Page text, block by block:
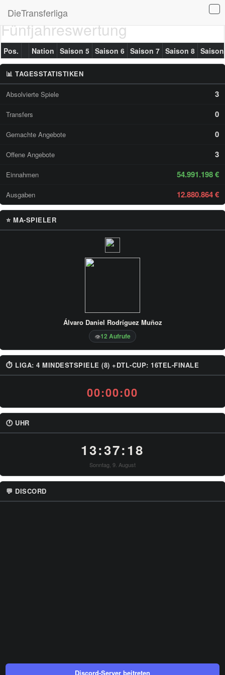
DieTransferliga
Fünfjahreswertung
Pos. Nation Saison 5 Saison 6 Saison 7 Saison 8
📊 TAGESSTATISTIKEN
Absolvierte Spiele 3
Transfers 0
Gemachte Angebote 0
Offene Angebote 3
Einnahmen 54.991.198 €
Ausgaben 12.880.864 €
⭐ MA-SPIELER
Álvaro Daniel Rodríguez Muñoz
👁12 Aufrufe
⏱ LIGA: 4 MINDESTSPIELE (8) +DTL-CUP: 16TEL-FINALE
00:00:00
🕐 UHR
13:37:18
Sonntag, 9. August
💬 DISCORD
Discord-Server beitreten